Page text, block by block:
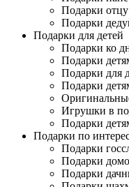
Подарки отцу
Подарки
Подарки для детей
Подарки ко
Подарки
Подарки для
Подарки
Игрушки в
Подарки
Подарки по
Подарки
Подарки
Подарки